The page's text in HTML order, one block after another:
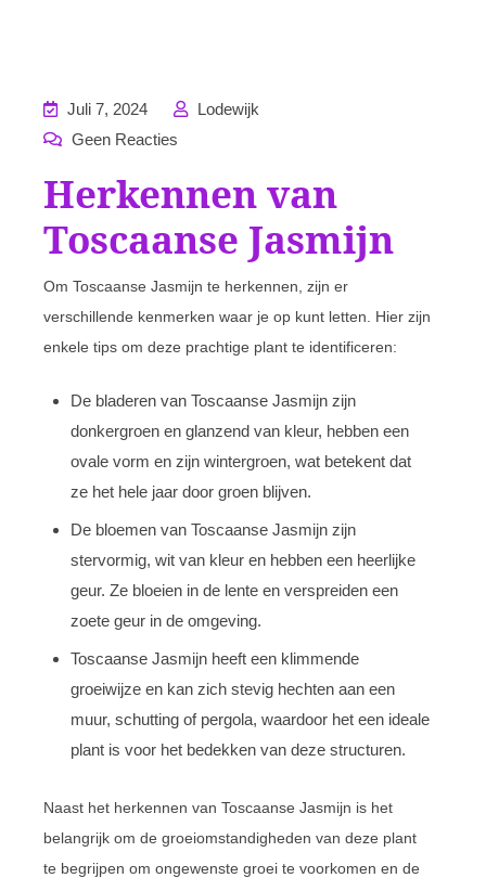
Juli 7, 2024
Lodewijk
Geen Reacties
Herkennen van
Toscaanse Jasmijn
Om Toscaanse Jasmijn te herkennen, zijn er
verschillende kenmerken waar je op kunt letten. Hier zijn
enkele tips om deze prachtige plant te identificeren:
De bladeren van Toscaanse Jasmijn zijn
donkergroen en glanzend van kleur, hebben een
ovale vorm en zijn wintergroen, wat betekent dat
ze het hele jaar door groen blijven.
De bloemen van Toscaanse Jasmijn zijn
stervormig, wit van kleur en hebben een heerlijke
geur. Ze bloeien in de lente en verspreiden een
zoete geur in de omgeving.
Toscaanse Jasmijn heeft een klimmende
groeiwijze en kan zich stevig hechten aan een
muur, schutting of pergola, waardoor het een ideale
plant is voor het bedekken van deze structuren.
Naast het herkennen van Toscaanse Jasmijn is het
belangrijk om de groeiomstandigheden van deze plant
te begrijpen om ongewenste groei te voorkomen en de